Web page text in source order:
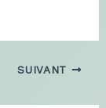
SUIVANT